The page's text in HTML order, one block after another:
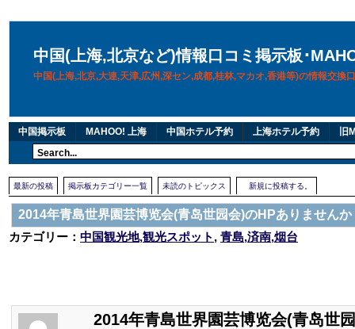
中国(上海,北京など)情報口コミ掲示板･
中国(上海,北京,大連,天津,広州,深セン,成都,桂林,マカオ,香港等)の情報交換
中国掲示板 MAHOO! 上海 中国ホテル予約 上海ホテル予約 旧
最新の投稿 掲示板カテゴリー一覧 未読のトピックス 新規に投稿する。
2014年青島世界園芸博览会(青岛世园会)のHPありませんか
カテゴリー： 中国観光地,観光スポット , 青島,済南,烟台
2014年青島世界園芸博览会(青岛世